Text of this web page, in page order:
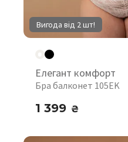
Вигода від 2 шт!
Елегант комфорт
Бра балконет 105EK
1 399 ₴